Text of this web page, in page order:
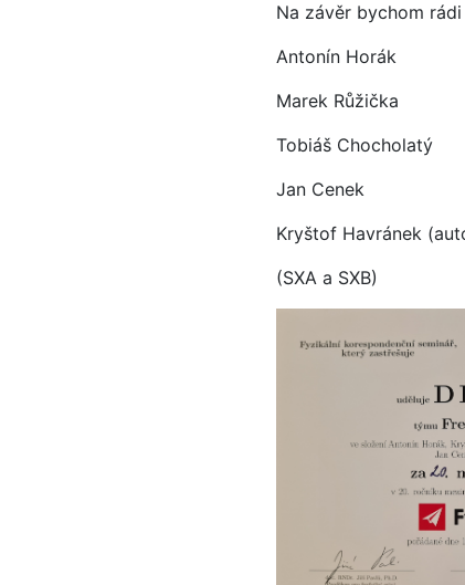
Na závěr bychom
Antonín Horák
Marek Růžička
Tobiáš Chocholatý
Jan Cenek
Kryštof Havránek
(SXA a SXB)